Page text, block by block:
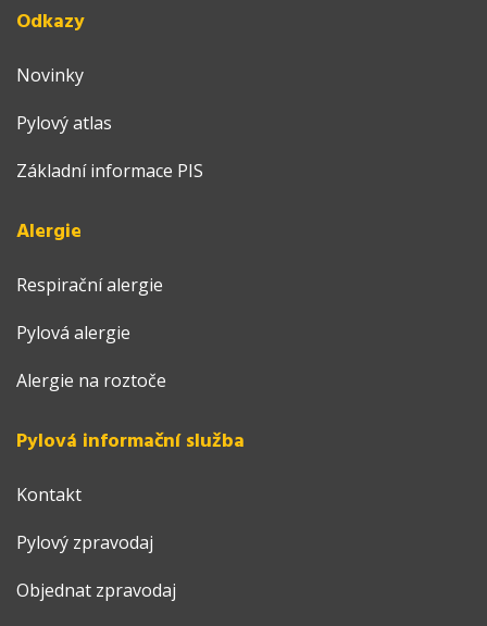
Odkazy
Novinky
Pylový atlas
Základní informace PIS
Alergie
Respirační alergie
Pylová alergie
Alergie na roztoče
Pylová informační služba
Kontakt
Pylový zpravodaj
Objednat zpravodaj